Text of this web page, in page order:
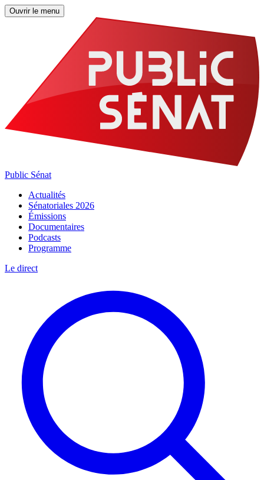
Ouvrir le menu
Public Sénat
Actualités
Sénatoriales 2026
Émissions
Documentaires
Podcasts
Programme
Le direct